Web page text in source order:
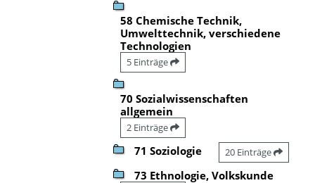
58 Chemische Technik,
Umwelttechnik, verschiedene
Technologien
5 Einträge
70 Sozialwissenschaften
allgemein
2 Einträge
71 Soziologie 20 Einträge
73 Ethnologie, Volkskunde